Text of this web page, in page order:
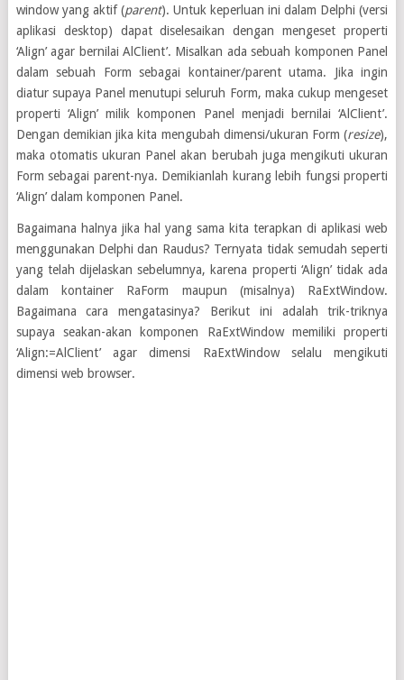
window yang aktif (parent). Untuk keperluan ini dalam Delphi (versi
aplikasi desktop) dapat diselesaikan dengan mengeset properti
‘Align’ agar bernilai AlClient’. Misalkan ada sebuah komponen Panel
dalam sebuah Form sebagai kontainer/parent utama. Jika ingin
diatur supaya Panel menutupi seluruh Form, maka cukup mengeset
properti ‘Align’ milik komponen Panel menjadi bernilai ‘AlClient’.
Dengan demikian jika kita mengubah dimensi/ukuran Form (resize),
maka otomatis ukuran Panel akan berubah juga mengikuti ukuran
Form sebagai parent-nya. Demikianlah kurang lebih fungsi properti
‘Align’ dalam komponen Panel.
Bagaimana halnya jika hal yang sama kita terapkan di aplikasi web
menggunakan Delphi dan Raudus? Ternyata tidak semudah seperti
yang telah dijelaskan sebelumnya, karena properti ‘Align’ tidak ada
dalam kontainer RaForm maupun (misalnya) RaExtWindow.
Bagaimana cara mengatasinya? Berikut ini adalah trik-triknya
supaya seakan-akan komponen RaExtWindow memiliki properti
‘Align:=AlClient’ agar dimensi RaExtWindow selalu mengikuti
dimensi web browser.